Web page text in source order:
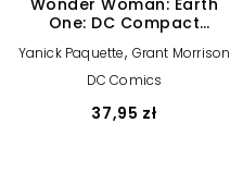
One: DC Compact
Yanick Paquette, Grant Morrison
DC Comics
37,95 zł